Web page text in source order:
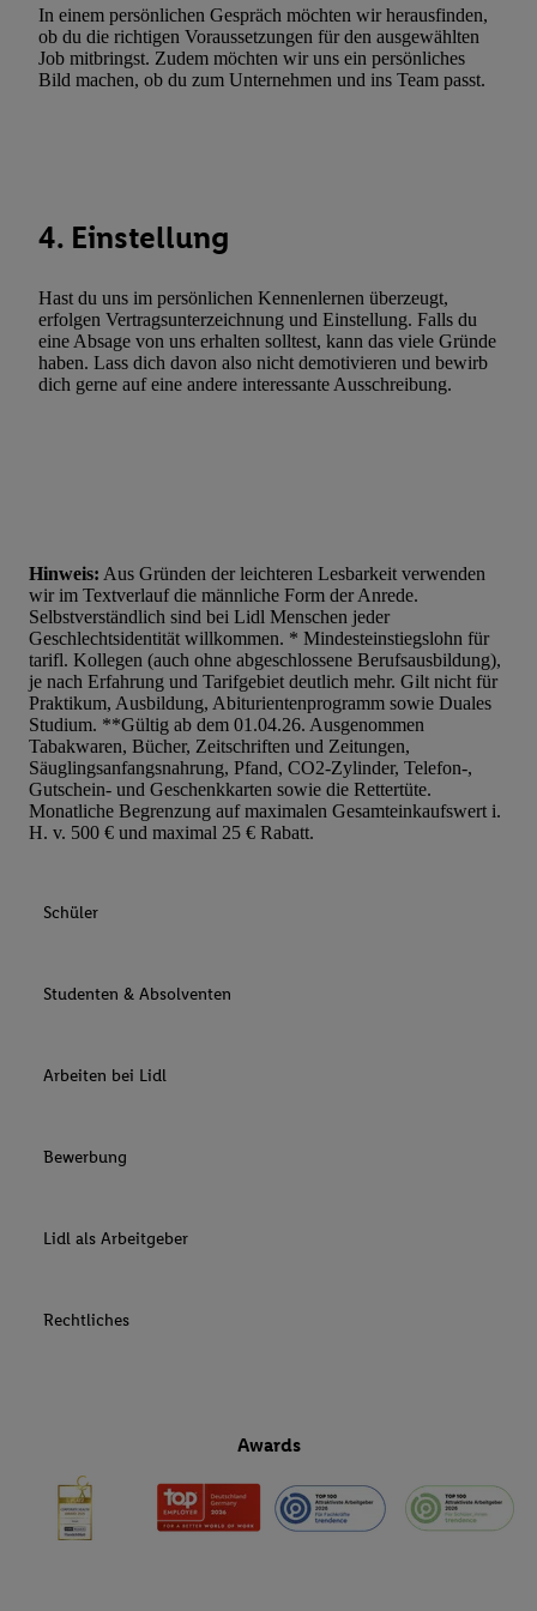
In einem persönlichen Gespräch möchten wir herausfinden,
ob du die richtigen Voraussetzungen für den ausgewählten
Job mitbringst. Zudem möchten wir uns ein persönliches
Bild machen, ob du zum Unternehmen und ins Team passt.
4. Einstellung
Hast du uns im persönlichen Kennenlernen überzeugt,
erfolgen Vertragsunterzeichnung und Einstellung. Falls du
eine Absage von uns erhalten solltest, kann das viele Gründe
haben. Lass dich davon also nicht demotivieren und bewirb
dich gerne auf eine andere interessante Ausschreibung.
Hinweis: Aus Gründen der leichteren Lesbarkeit verwenden
wir im Textverlauf die männliche Form der Anrede.
Selbstverständlich sind bei Lidl Menschen jeder
Geschlechtsidentität willkommen. * Mindesteinstiegslohn für
tarifl. Kollegen (auch ohne abgeschlossene Berufsausbildung),
je nach Erfahrung und Tarifgebiet deutlich mehr. Gilt nicht für
Praktikum, Ausbildung, Abiturientenprogramm sowie Duales
Studium. **Gültig ab dem 01.04.26. Ausgenommen
Tabakwaren, Bücher, Zeitschriften und Zeitungen,
Säuglingsanfangsnahrung, Pfand, CO2-Zylinder, Telefon-,
Gutschein- und Geschenkkarten sowie die Rettertüte.
Monatliche Begrenzung auf maximalen Gesamteinkaufswert i.
H. v. 500 € und maximal 25 € Rabatt.
Schüler
Studenten & Absolventen
Arbeiten bei Lidl
Bewerbung
Lidl als Arbeitgeber
Rechtliches
Awards
Verwendung genauer Standortdaten. Erstellung von Profilen
Werbung. Speichern von oder Zugriff auf Informationen auf
Entwicklung und Verbesserung der Angebote. Analyse von
Liste der Partner (Lieferanten)